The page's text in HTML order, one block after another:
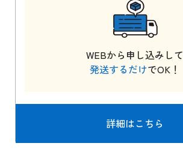
WEBから申し込みして
発送するだけでOK！
詳細はこちら